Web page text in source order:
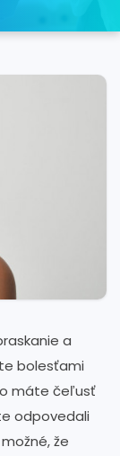
a
bolesťami
máte čeľusť
odpovedali
že